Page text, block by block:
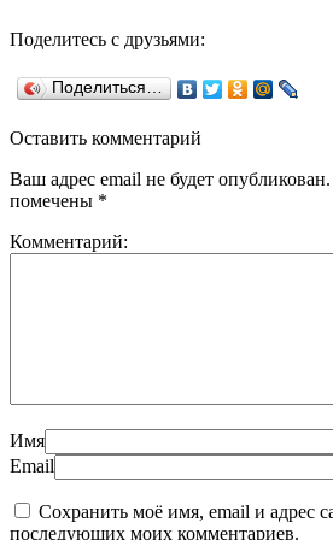
Поделитесь с друзьями:
Поделиться…
Оставить комментарий
Ваш адрес email не будет опубликован.
помечены *
Комментарий:
Имя
Email
Сохранить моё имя, email и адрес
последующих моих комментариев.